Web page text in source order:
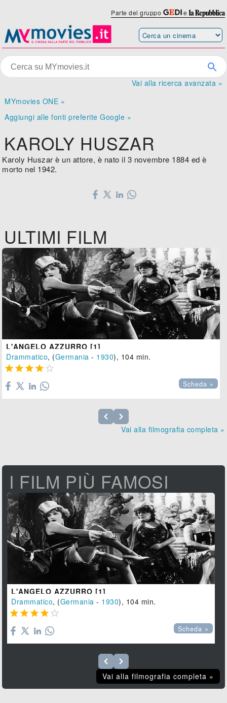
Parte del gruppo e
Vai alla ricerca avanzata »
MYmovies ONE »
Aggiungi alle fonti preferite Google »
KAROLY HUSZAR
Karoly Huszar è un attore, è nato il 3 novembre 1884 ed è
morto nel 1942.
ULTIMI FILM
L'ANGELO AZZURRO [1]
Drammatico, (Germania - 1930), 104 min.
    
Scheda »
Vai alla filmografia completa »
I FILM PIÙ FAMOSI
L'ANGELO AZZURRO [1]
Drammatico, (Germania - 1930), 104 min.
    
Scheda »
Vai alla filmografia completa »